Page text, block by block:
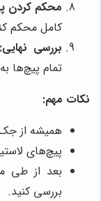
محکم کردن
کامل محکم
بررسی نهایی:
تمام پیچ‌ها
نکات مهم:
همیشه از
پیچ‌های
بعد از طی
بررسی کنید.